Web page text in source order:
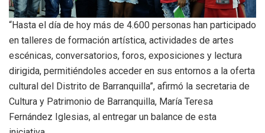
“Hasta el día de hoy más de 4.600 personas han participado
en talleres de formación artística, actividades de artes
escénicas, conversatorios, foros, exposiciones y lectura
dirigida, permitiéndoles acceder en sus entornos a la oferta
cultural del Distrito de Barranquilla”, afirmó la secretaria de
Cultura y Patrimonio de Barranquilla, María Teresa
Fernández Iglesias, al entregar un balance de esta